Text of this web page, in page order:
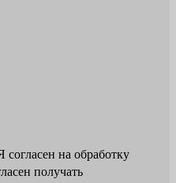
согласен на обработку
получать